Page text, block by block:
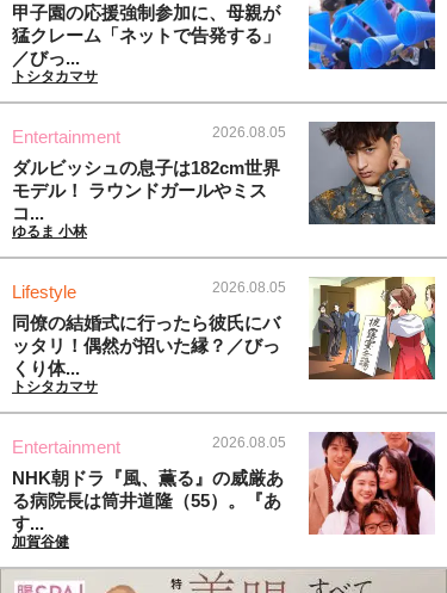
甲子園の応援強制参加に、母親が
猛クレーム「ネットで告発する」
／びっ...
トシタカマサ
Entertainment 2026.08.05
ダルビッシュの息子は182cm世界
モデル！ ラウンドガールやミス
コ...
ゆるま 小林
Lifestyle 2026.08.05
同僚の結婚式に行ったら彼氏にバ
ッタリ！偶然が招いた縁？／びっ
くり体...
トシタカマサ
Entertainment 2026.08.05
NHK朝ドラ『風、薫る』の威厳あ
る病院長は筒井道隆（55）。『あ
す...
加賀谷健